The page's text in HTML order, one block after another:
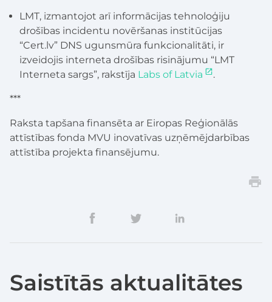
LMT, izmantojot arī informācijas tehnoloģiju
drošības incidentu novēršanas institūcijas
“Cert.lv” DNS ugunsmūra funkcionalitāti, ir
izveidojis interneta drošības risinājumu “LMT
Interneta sargs”, rakstīja Labs of Latvia .
***
Raksta tapšana finansēta ar Eiropas Reģionālās
attīstības fonda MVU inovatīvas uzņēmējdarbības
attīstība projekta finansējumu.
Saistītās aktualitātes